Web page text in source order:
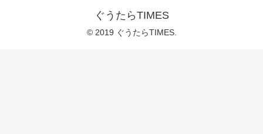
ぐうたらTIMES
© 2019 ぐうたらTIMES.